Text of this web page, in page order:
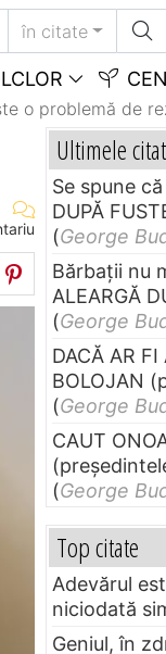
în citate
o problemă de
Ultimele
Se spune
DUPĂ
(George
Bărbaţii nu
ALEARGĂ
(George
DACĂ AR FI
BOLOJAN
(George
CAUT
(George
Top citate
Adevărul
niciodată
Geniul, în